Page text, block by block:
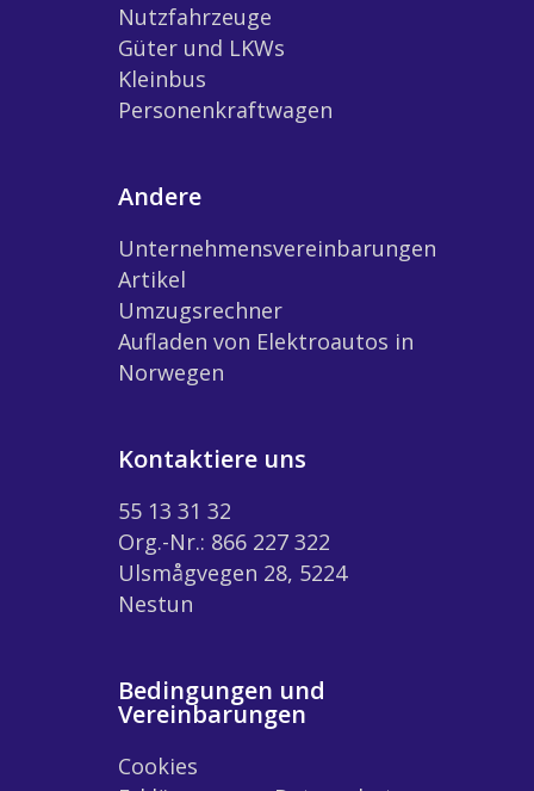
Nutzfahrzeuge
Güter und LKWs
Kleinbus
Personenkraftwagen
Andere
Unternehmensvereinbarungen
Artikel
Umzugsrechner
Aufladen von Elektroautos in
Norwegen
Kontaktiere uns
55 13 31 32
Org.-Nr.: 866 227 322
Ulsmågvegen 28, 5224
Nestun
Bedingungen und
Vereinbarungen
Cookies